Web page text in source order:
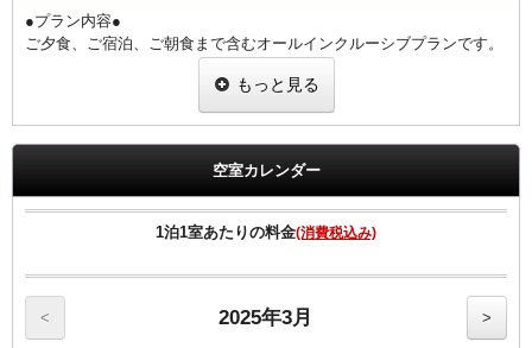
●プラン内容●
ご夕食、ご宿泊、ご朝食まで含むオールインクルーシブプランです。
奈良の地酒・ご当地クラフトビールも一同に揃えております。
【和食】・【洋食】からお選び頂けます。
・大和牛、大和ポーク（鉄板焼き）
・大和肉鶏（むね肉、冷しゃぶ）（もも肉、唐揚げ）
・グラスサラダ（三輪素麺・大和なでしこ卵・海鮮・生野菜）
もっと見る
空室カレンダー
1泊1室あたりの料金(消費税込み)
< 2025年3月 >